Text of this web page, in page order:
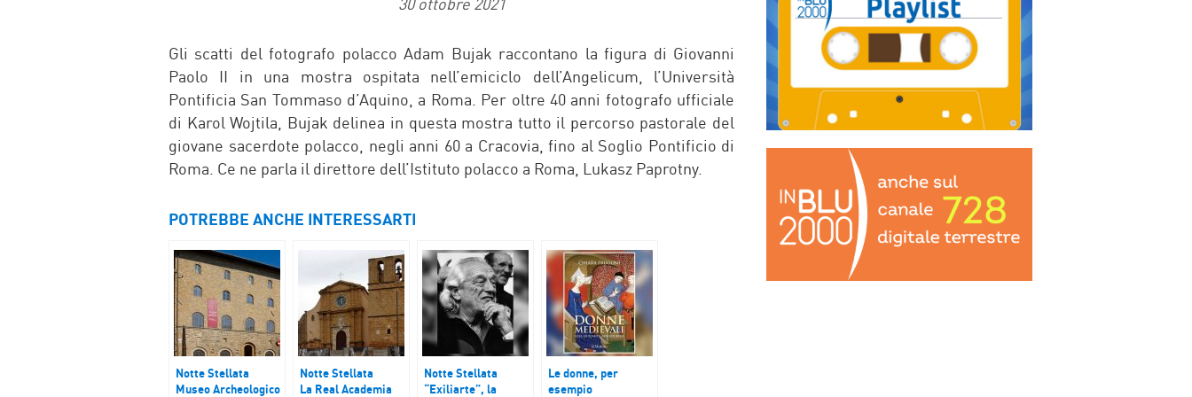
Gli scatti del fotografo polacco Adam Bujak raccontano la figura di Giovanni
Paolo II in una mostra ospitata nell’emiciclo dell’Angelicum, l’Università
Pontificia San Tommaso d’Aquino, a Roma. Per oltre 40 anni fotografo ufficiale
di Karol Wojtila, Bujak delinea in questa mostra tutto il percorso pastorale del
giovane sacerdote polacco, negli anni 60 a Cracovia, fino al Soglio Pontificio di
Roma. Ce ne parla il direttore dell’Istituto polacco a Roma, Lukasz Paprotny.
POTREBBE ANCHE INTERESSARTI
Notte Stellata
Museo Archeologico
Notte Stellata
La Real Academia
Notte Stellata
“Exiliarte”, la
Le donne, per
esempio